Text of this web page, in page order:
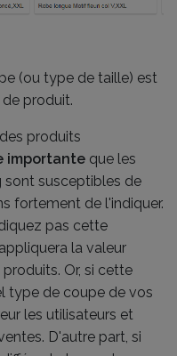
(ou type de taille) est
produit.
produits
importante que les
sont susceptibles de
fortement de l'indiquer.
pas cette
la valeur
Or, si cette
type de coupe de vos
les utilisateurs et
D'autre part, si